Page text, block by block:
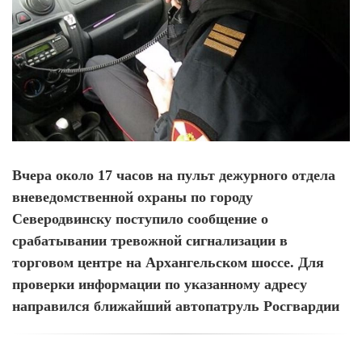
Вчера около 17 часов на пульт дежурного отдела
вневедомственной охраны по городу
Северодвинску поступило сообщение о
срабатывании тревожной сигнализации в
торговом центре на Архангельском шоссе. Для
проверки информации по указанному адресу
направился ближайший автопатруль Росгвардии